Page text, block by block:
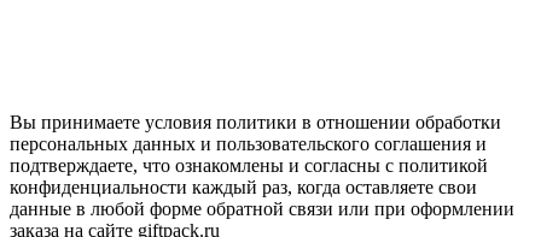
Вы принимаете условия политики в отношении обработки
персональных данных и пользовательского соглашения и
подтверждаете, что ознакомлены и согласны с политикой
конфиденциальности каждый раз, когда оставляете свои
данные в любой форме обратной связи или при оформлении
заказа на сайте giftpack.ru